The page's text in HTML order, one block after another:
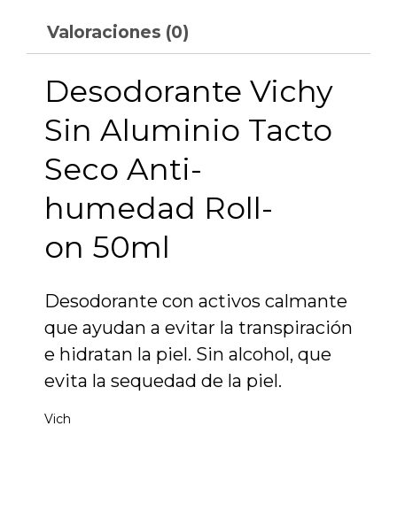
Valoraciones (0)
Desodorante Vichy
Sin Aluminio Tacto
Seco Anti-
humedad Roll-
on 50ml
Desodorante con activos calmante
que ayudan a evitar la transpiración
e hidratan la piel. Sin alcohol, que
evita la sequedad de la piel.
Vich